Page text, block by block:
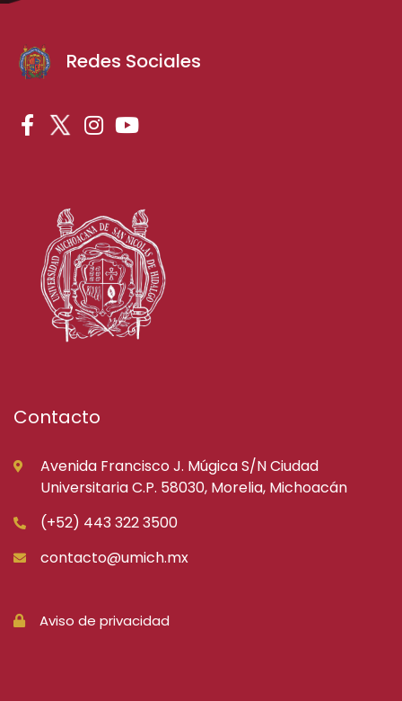
Redes Sociales
Contacto
Avenida Francisco J. Múgica S/N Ciudad
Universitaria C.P. 58030, Morelia, Michoacán
(+52) 443 322 3500
contacto@umich.mx
Aviso de privacidad